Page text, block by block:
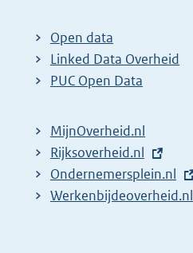
t
e
r
l
i
n
k
Open data
Linked Data Overheid
PUC Open Data
MijnOverheid.nl
E
x
t
Rijksoverheid.nl
E
x
Ondernemersplein.nl
E
Werkenbijdeoverheid.nl